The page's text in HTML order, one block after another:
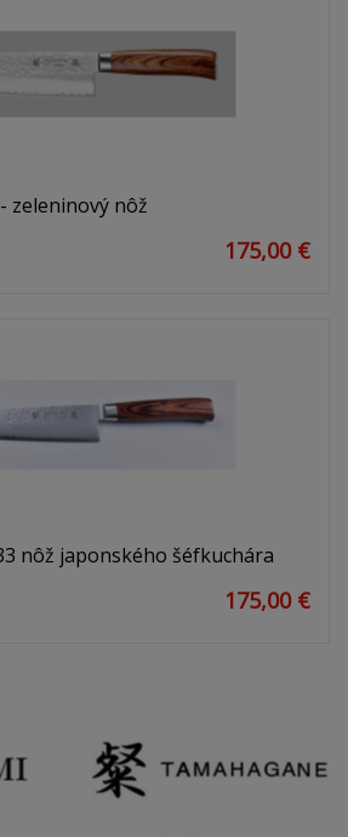
zeleninový nôž
175,00 €
nôž japonského šéfkuchára
175,00 €